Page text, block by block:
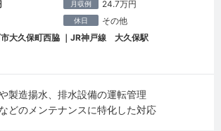
月収例 24.7万円
休日 その他
大久保町西脇 ｜JR神戸線 大久保駅
製造揚水、排水設備の運転管理
どのメンテナンスに特化した対応